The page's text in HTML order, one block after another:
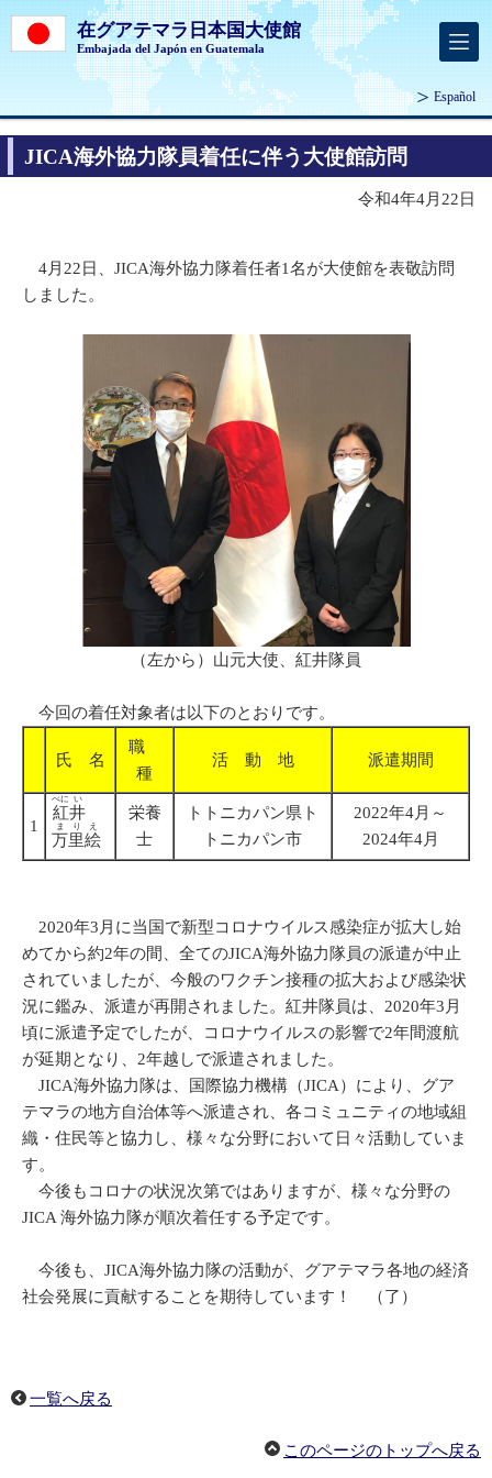
在グアテマラ日本国大使館
Embajada del Japón en Guatemala
Español
JICA海外協力隊員着任に伴う大使館訪問
令和4年4月22日
4月22日、JICA海外協力隊着任者1名が大使館を表敬訪問
しました。
（左から）山元大使、紅井隊員
今回の着任対象者は以下のとおりです。
氏 名
職
種
活 動 地 派遣期間
1
紅
べに
井
い
万里
まり
絵
え
栄養
士
トトニカパン県ト
トニカパン市
2022年4月～
2024年4月
2020年3月に当国で新型コロナウイルス感染症が拡大し始
めてから約2年の間、全てのJICA海外協力隊員の派遣が中止
されていましたが、今般のワクチン接種の拡大および感染状
況に鑑み、派遣が再開されました。紅井隊員は、2020年3月
頃に派遣予定でしたが、コロナウイルスの影響で2年間渡航
が延期となり、2年越しで派遣されました。
JICA海外協力隊は、国際協力機構（JICA）により、グア
テマラの地方自治体等へ派遣され、各コミュニティの地域組
織・住民等と協力し、様々な分野において日々活動していま
す。
今後もコロナの状況次第ではありますが、様々な分野の
JICA 海外協力隊が順次着任する予定です。
今後も、JICA海外協力隊の活動が、グアテマラ各地の経済
社会発展に貢献することを期待しています！ （了）
一覧へ戻る
このページのトップへ戻る